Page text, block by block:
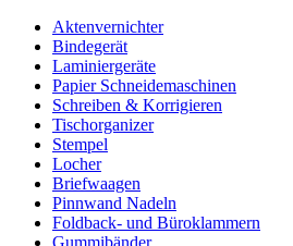
Aktenvernichter
Bindegerät
Laminiergeräte
Papier Schneidemaschinen
Schreiben & Korrigieren
Tischorganizer
Stempel
Locher
Briefwaagen
Pinnwand Nadeln
Foldback- und Büroklammern
Gummibänder